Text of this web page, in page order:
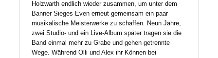
Holzwarth endlich wieder zusammen, um unter dem
Banner Sieges Even erneut gemeinsam ein paar
musikalische Meisterwerke zu schaffen. Neun Jahre,
zwei Studio- und ein Live-Album später tragen sie die
Band einmal mehr zu Grabe und gehen getrennte
Wege. Während Olli und Alex ihr Können bei